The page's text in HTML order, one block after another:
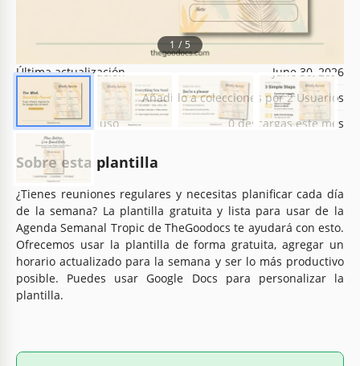
1 /5
Google Docs, Microsoft Word
Creado
August 25, 2022
Última actualización
June 30, 2026
Comunidad
Añadido a colecciones por 2 Usuarios
Estadísticas de uso
0 descargas este mes
Sobre esta plantilla
¿Tienes reuniones regulares y necesitas planificar cada día
de la semana? La plantilla gratuita y lista para usar de la
Agenda Semanal Tropic de TheGoodocs te ayudará con esto.
Ofrecemos usar la plantilla de forma gratuita, agregar un
horario actualizado para la semana y ser lo más productivo
posible. Puedes usar Google Docs para personalizar la
plantilla.